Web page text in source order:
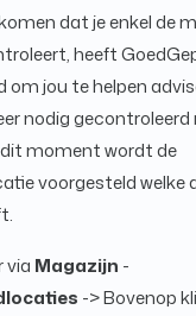
dat je enkel de
heeft
om jou te helpen
nodig
dit moment wordt de
voorgesteld welke
via Magazijn -
-> Bovenop